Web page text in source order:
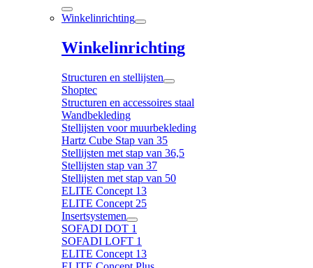
Winkelinrichting
Winkelinrichting
Structuren en stellijsten
Shoptec
Structuren en accessoires staal
Wandbekleding
Stellijsten voor muurbekleding
Hartz Cube Stap van 35
Stellijsten met stap van 36,5
Stellijsten stap van 37
Stellijsten met stap van 50
ELITE Concept 13
ELITE Concept 25
Insertsystemen
SOFADI DOT 1
SOFADI LOFT 1
ELITE Concept 13